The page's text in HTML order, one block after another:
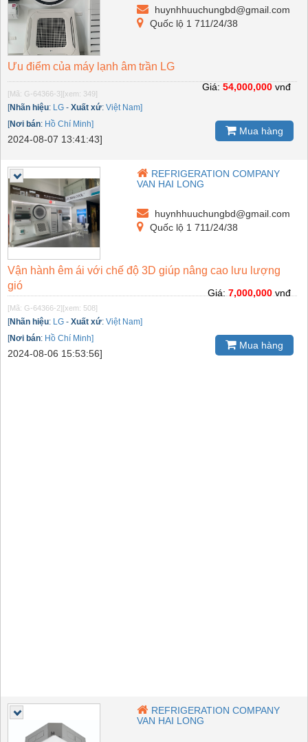
huynhhuuchungbd@gmail.com
Quốc lộ 1 711/24/38
Ưu điểm của máy lạnh âm trần LG
[Mã: G-64366-3][xem: 349]
[Nhãn hiệu: LG - Xuất xứ: Việt Nam]
[Nơi bán: Hồ Chí Minh]
2024-08-07 13:41:43]
Giá: 54,000,000 vnđ
Mua hàng
REFRIGERATION COMPANY
VAN HAI LONG
huynhhuuchungbd@gmail.com
Quốc lộ 1 711/24/38
Vận hành êm ái với chế độ 3D giúp nâng cao lưu lượng
gió
[Mã: G-64366-2][xem: 508]
[Nhãn hiệu: LG - Xuất xứ: Việt Nam]
[Nơi bán: Hồ Chí Minh]
2024-08-06 15:53:56]
Giá: 7,000,000 vnđ
Mua hàng
REFRIGERATION COMPANY
VAN HAI LONG